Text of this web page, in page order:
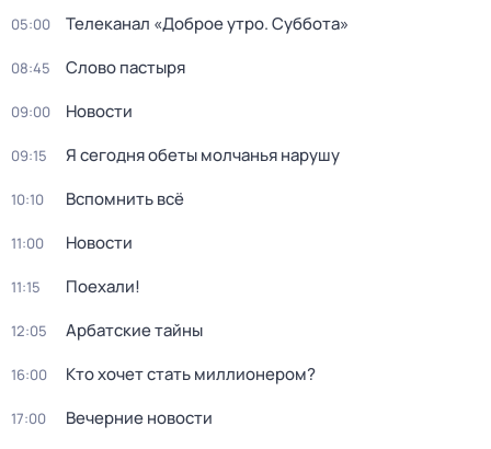
05:00 Телеканал «Доброе утро. Суббота»
08:45 Слово пастыря
09:00 Новости
09:15 Я сегодня обеты молчанья нарушу
10:10 Вспомнить всё
11:00 Новости
11:15 Поехали!
12:05 Арбатские тайны
16:00 Кто хочет стать миллионером?
17:00 Вечерние новости